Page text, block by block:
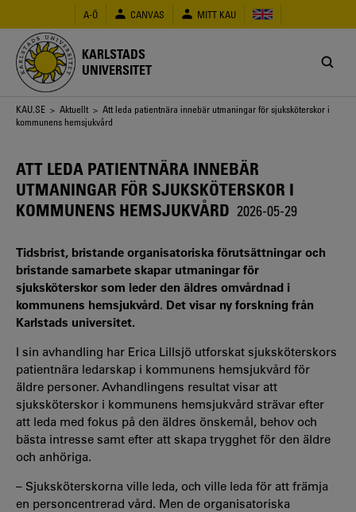
huvudinnehåll
A-Ö CANVAS MITT KAU
KARLSTADS
UNIVERSITET
Länkstig
KAU.SE > Aktuellt > Att leda patientnära innebär utmaningar för sjuksköterskor i
kommunens hemsjukvård
ATT LEDA PATIENTNÄRA INNEBÄR
UTMANINGAR FÖR SJUKSKÖTERSKOR I
KOMMUNENS HEMSJUKVÅRD 2026-05-29
Tidsbrist, bristande organisatoriska förutsättningar och
bristande samarbete skapar utmaningar för
sjuksköterskor som leder den äldres omvårdnad i
kommunens hemsjukvård. Det visar ny forskning från
Karlstads universitet.
I sin avhandling har Erica Lillsjö utforskat sjuksköterskors
patientnära ledarskap i kommunens hemsjukvård för
äldre personer. Avhandlingens resultat visar att
sjuksköterskor i kommunens hemsjukvård strävar efter
att leda med fokus på den äldres önskemål, behov och
bästa intresse samt efter att skapa trygghet för den äldre
och anhöriga.
– Sjuksköterskorna ville leda, och ville leda för att främja
en personcentrerad vård. Men de organisatoriska